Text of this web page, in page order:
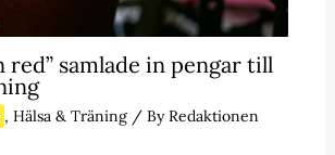
red” samlade in pengar till
, Hälsa & Träning/ ByRedaktionen